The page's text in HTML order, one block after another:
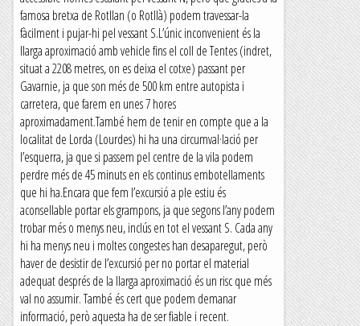
famosa bretxa de Rotllan (o Rotllà) podem travessar-la
fàcilment i pujar-hi pel vessant S.L’únic inconvenient és la
llarga aproximació amb vehicle fins el coll de Tentes (indret,
situat a 2208 metres, on es deixa el cotxe) passant per
Gavarnie, ja que son més de 500 km entre autopista i
carretera, que farem en unes 7 hores
aproximadament.També hem de tenir en compte que a la
localitat de Lorda (Lourdes) hi ha una circumval·lació per
l’esquerra, ja que si passem pel centre de la vila podem
perdre més de 45 minuts en els continus embotellaments
que hi ha.Encara que fem l’excursió a ple estiu és
aconsellable portar els grampons, ja que segons l’any podem
trobar més o menys neu, inclús en tot el vessant S. Cada any
hi ha menys neu i moltes congestes han desaparegut, però
haver de desistir de l’excursió per no portar el material
adequat després de la llarga aproximació és un risc que més
val no assumir. També és cert que podem demanar
informació, però aquesta ha de ser fiable i recent.